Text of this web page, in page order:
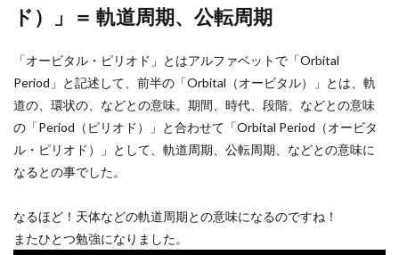
ド）」＝ 軌道周期、公転周期
「オービタル・ピリオド」とはアルファベットで「Orbital
Period」と記述して、前半の「Orbital（オービタル）」とは、軌
道の、環状の、などとの意味。期間、時代、段階、などとの意味
の「Period（ピリオド）」と合わせて「Orbital Period（オービタ
ル・ピリオド）」として、軌道周期、公転周期、などとの意味に
なるとの事でした。
なるほど！天体などの軌道周期との意味になるのですね！
またひとつ勉強になりました。